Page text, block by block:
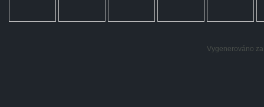
Vygenerováno